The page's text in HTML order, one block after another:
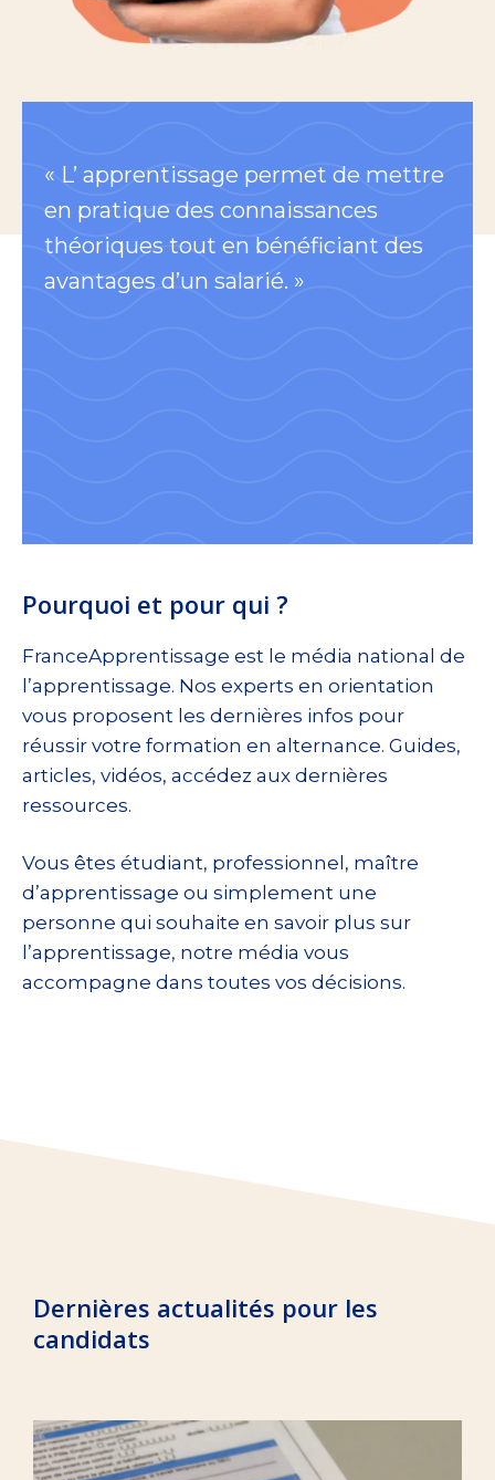
Pourquoi et pour qui ?
FranceApprentissage est le média national de
l’apprentissage. Nos experts en orientation
vous proposent les dernières infos pour
réussir votre formation en alternance. Guides,
articles, vidéos, accédez aux dernières
ressources.
Vous êtes étudiant, professionnel, maître
d’apprentissage ou simplement une
personne qui souhaite en savoir plus sur
l’apprentissage, notre média vous
accompagne dans toutes vos décisions.
« L’ apprentissage permet de mettre
en pratique des connaissances
théoriques tout en bénéficiant des
avantages d’un salarié. »
Dernières actualités pour les
candidats